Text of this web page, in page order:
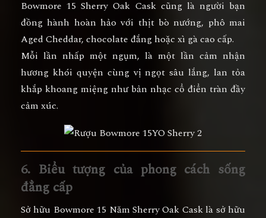
Bowmore 15 Sherry Oak Cask cũng là người bạn
đồng hành hoàn hảo với thịt bò nướng, phô mai
Aged Cheddar, chocolate đắng hoặc xì gà cao cấp.
Mỗi lần nhấp một ngụm, là một lần cảm nhận
hương khói quyện cùng vị ngọt sâu lắng, lan tỏa
khắp khoang miệng như bản nhạc cổ điển tràn đầy
cảm xúc.
6. Biểu tượng của phong cách sống
đẳng cấp
Sở hữu Bowmore 15 Năm Sherry Oak Casklà sở hữu